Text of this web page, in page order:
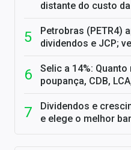
distante do custo
Petrobras (PETR4)
dividendos e JCP;
Selic a 14%:
poupança, CDB,
Dividendos e
e elege o melhor